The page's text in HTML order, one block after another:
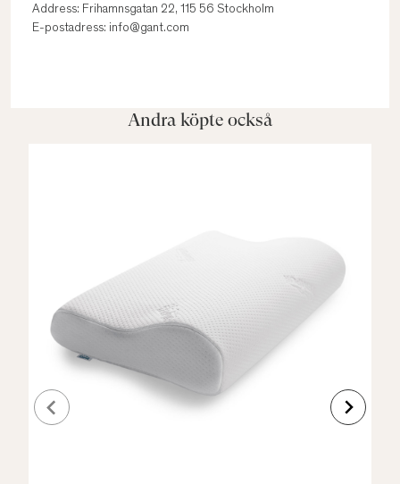
Address: Frihamnsgatan 22, 115 56 Stockholm
E-postadress: info@gant.com
Andra köpte också